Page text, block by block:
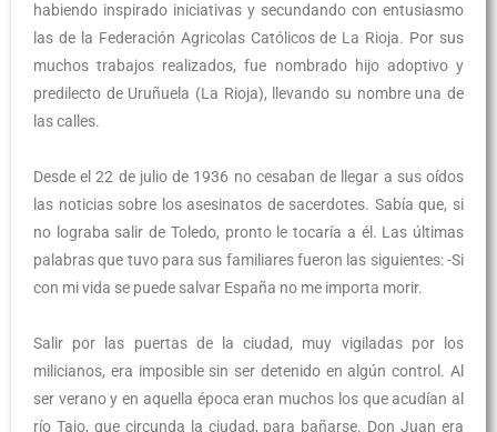
habiendo inspirado iniciativas y secundando con entusiasmo
las de la Federación Agricolas Católicos de La Rioja. Por sus
muchos trabajos realizados, fue nombrado hijo adoptivo y
predilecto de Uruñuela (La Rioja), llevando su nombre una de
las calles.
Desde el 22 de julio de 1936 no cesaban de llegar a sus oídos
las noticias sobre los asesinatos de sacerdotes. Sabía que, si
no lograba salir de Toledo, pronto le tocaría a él. Las últimas
palabras que tuvo para sus familiares fueron las siguientes: -Si
con mi vida se puede salvar España no me importa morir.
Salir por las puertas de la ciudad, muy vigiladas por los
milicianos, era imposible sin ser detenido en algún control. Al
ser verano y en aquella época eran muchos los que acudían al
río Tajo, que circunda la ciudad, para bañarse. Don Juan era